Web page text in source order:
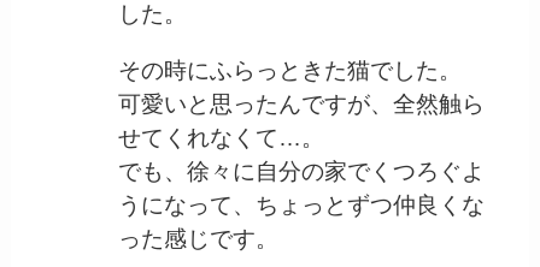
した。
その時にふらっときた猫でした。
可愛いと思ったんですが、全然触ら
せてくれなくて…。
でも、徐々に自分の家でくつろぐよ
うになって、ちょっとずつ仲良くな
った感じです。